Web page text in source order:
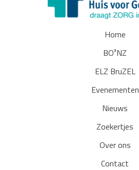
Home
BO³NZ
ELZ BruZEL
Evenementen
Nieuws
Zoekertjes
Over ons
Contact